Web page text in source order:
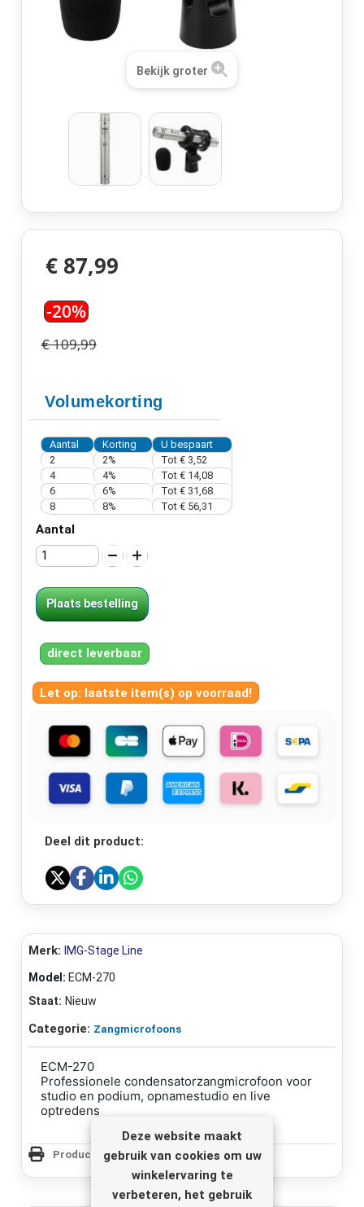
Deze website maakt
gebruik van cookies om uw
winkelervaring te
verbeteren, het gebruik
Bekijk groter
€ 87,99
-20%
€ 109,99
Volumekorting
Aantal Korting
U bespaart
2
2% Tot € 3,52
4
4% Tot € 14,08
6
6% Tot € 31,68
8
8% Tot € 56,31
Aantal
Plaats bestelling
direct leverbaar
Let op: laatste item(s) op voorraad!
Deel dit product:
Merk: IMG-Stage Line
Model: ECM-270
Staat: Nieuw
Categorie: Zangmicrofoons
ECM-270
Professionele condensatorzangmicrofoon voor
studio en podium, opnamestudio en live
optredens
Productpagina Afdrukken